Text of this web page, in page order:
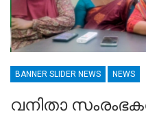
BANNER SLIDER NEWS NEWS
വനിതാ